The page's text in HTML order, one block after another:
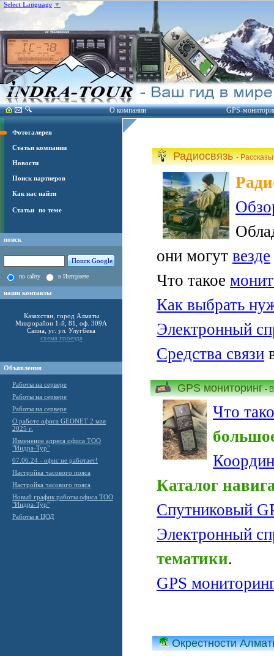
Радиосвязь-
они могут везде
Что такое
Как выбрать
Электронный
Средства связи
GPS мониторинг-
Что
Каталог
Спутниковый
Электронный
тематики.
GPS
Окрестности
О компании GPS-
Select Language ▼
Фотогалерея
Статьи компании
Новости
Поиск партнеров
Как нас найти
Статьи по теме
поиск
по сайту в Интернете
наши контакты
Казахстан, город Алматы
Микрорайон 1-й, 81, оф. 309А
Саина, уг. ул. Улугбека
схема проезда
Объявления
Работы на сервере
Работы на сервере
Работы на сервере
О работе офиса GEONET 2 мая
2025 г.
Изменение адреса офиса ТОО
"Индра-Тур"
07.06.24 - офис не работает!
Настройка часового пояса
Настройка часового пояса
Новый график работы офиса ТОО
"Индра-Тур"
Работы в ЦОД